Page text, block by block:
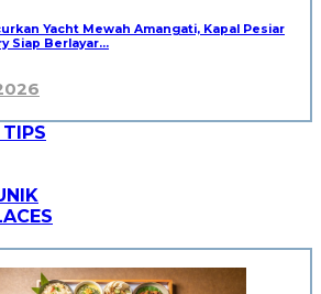
Yacht Mewah Amangati, Kapal Pesiar
Siap Berlayar…